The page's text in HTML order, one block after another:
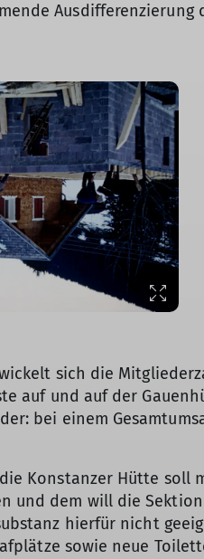
sich die
auf und auf der
bei einem
Konstanzer Hütte
und dem will die
hierfür nicht
sowie neue